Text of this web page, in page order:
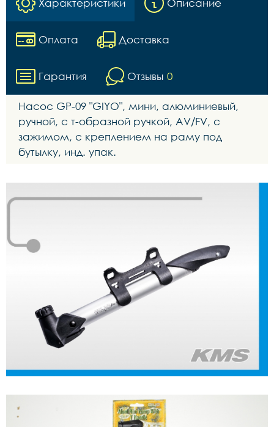
Характеристики Описание
Оплата Доставка
Гарантия Отзывы 0
Насос GР-09 "GIYO", мини, алюминиевый,
ручной, с т-образной ручкой, AV/FV, с
зажимом, с креплением на раму под
бутылку, инд. упак.